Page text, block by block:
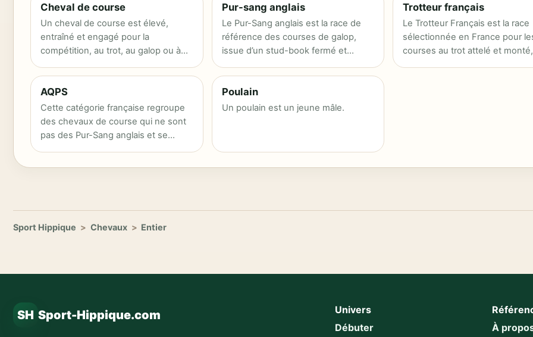
Cheval de course
Un cheval de course est élevé,
entraîné et engagé pour la
compétition, au trot, au galop ou à
Pur-sang anglais
Le Pur-Sang anglais est la race de
référence des courses de galop,
issue d’un stud-book fermé et
Trotteur français
Le Trotteur Français est la race
sélectionnée en France pour
courses au trot attelé et monté,
AQPS
Cette catégorie française regroupe
des chevaux de course qui ne sont
pas des Pur-Sang anglais et se
Poulain
Un poulain est un jeune mâle.
Sport Hippique > Chevaux > Entier
SH Sport-Hippique.com
Univers
Débuter
À